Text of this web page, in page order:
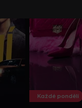
Každé pondělí